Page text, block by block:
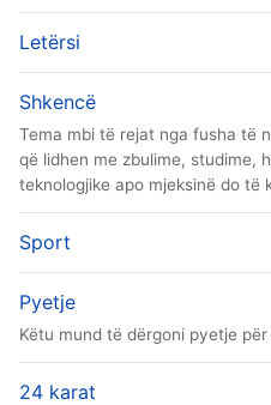
Letërsi
Shkencë
Tema mbi të rejat nga fusha të
që lidhen me zbulime, studime,
teknologjike apo mjeksinë do të
Sport
Pyetje
Këtu mund të dërgoni pyetje
24 karat